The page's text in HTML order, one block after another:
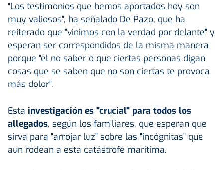
"Los testimonios que hemos aportados hoy son
muy valiosos", ha señalado De Pazo, que ha
reiterado que "vinimos con la verdad por delante" y
esperan ser correspondidos de la misma manera
porque "el no saber o que ciertas personas digan
cosas que se saben que no son ciertas te provoca
más dolor".
Esta investigación es "crucial" para todos los
allegados, según los familiares, que esperan que
sirva para "arrojar luz" sobre las "incógnitas" que
aun rodean a esta catástrofe marítima.